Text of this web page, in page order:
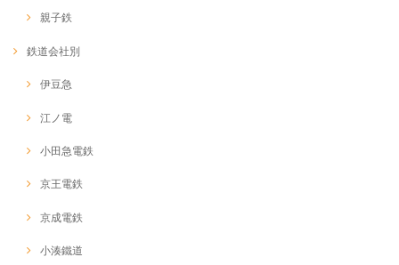
親子鉄
鉄道会社別
伊豆急
江ノ電
小田急電鉄
京王電鉄
京成電鉄
小湊鐵道